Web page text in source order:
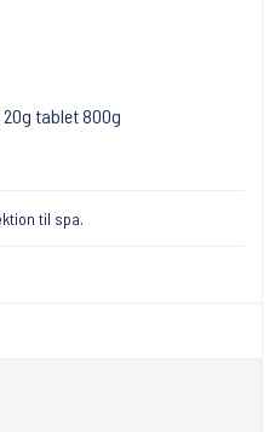
20g tablet 800g
til spa.